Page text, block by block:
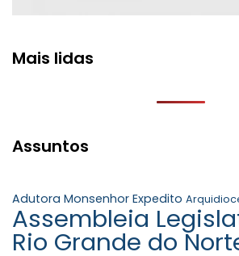
Mais lidas
Assuntos
Adutora Monsenhor Expedito
Assembleia
Rio Grande do